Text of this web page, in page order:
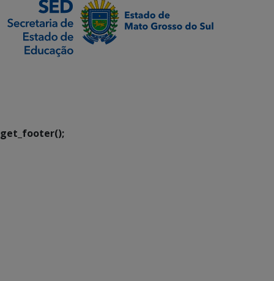
get_footer();